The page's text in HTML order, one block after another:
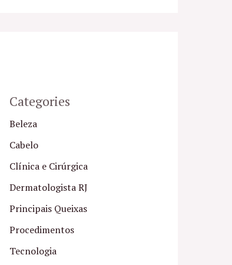
Categories
Beleza
Cabelo
Clínica e Cirúrgica
Dermatologista RJ
Principais Queixas
Procedimentos
Tecnologia